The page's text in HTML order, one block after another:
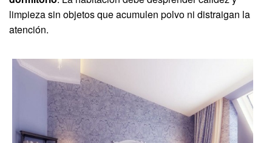
limpieza sin objetos que acumulen polvo ni distraigan la
atención.